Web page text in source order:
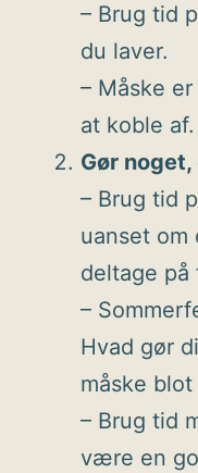
– Brug tid
du laver.
– Måske
at koble af.
Gør
– Brug tid
uanset
deltage
–
Hvad gør
måske
– Brug tid
være en